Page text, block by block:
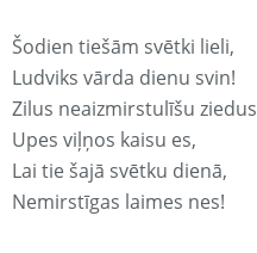
Šodien tiešām svētki lieli,
Ludviks vārda dienu svin!
Zilus neaizmirstulīšu ziedus
Upes viļņos kaisu es,
Lai tie šajā svētku dienā,
Nemirstīgas laimes nes!